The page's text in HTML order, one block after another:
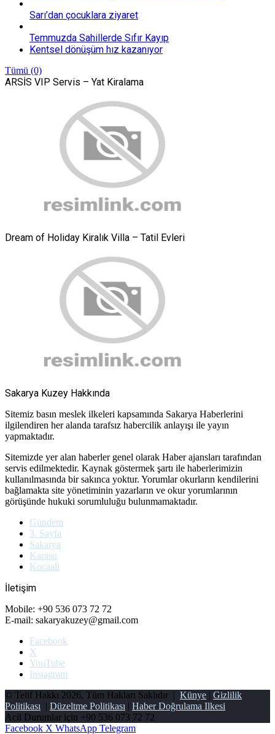
Sarı’dan çocuklara ziyaret
Temmuzda Sahillerde Sıfır Kayıp
Kentsel dönüşüm hız kazanıyor
Tümü (0)
ARSİS VIP Servis – Yat Kiralama
Dream of Holiday Kiralık Villa – Tatil Evleri
Sakarya Kuzey Hakkında
Sitemiz basın meslek ilkeleri kapsamında Sakarya Haberlerini
ilgilendiren her alanda tarafsız habercilik anlayışı ile yayın
yapmaktadır.
Sitemizde yer alan haberler genel olarak Haber ajansları tarafından
servis edilmektedir. Kaynak göstermek şartı ile haberlerimizin
kullanılmasında bir sakınca yoktur. Yorumlar okurların kendilerini
bağlamakta site yönetiminin yazarların ve okur yorumlarının
görüşünde hukuki sorumluluğu bulunmamaktadır.
Gündem
3. Sayfa
Sakarya
Karasu
Kocaali
İletişim
Mobile: +90 536 073 72 72
E-mail: sakaryakuzey@gmail.com
Facebook
X
YouTube
Instagram
© Telif Hakkı 2026, Tüm Hakları Saklıdır | Künye | Gizlilik
Politikası | Düzeltme Politikası | Haber Doğrulama Ilkesi
Acil Durumlar için +90 536 073 72 72
Facebook X WhatsApp Telegram